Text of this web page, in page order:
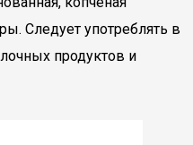
Следует употреблять в
продуктов и